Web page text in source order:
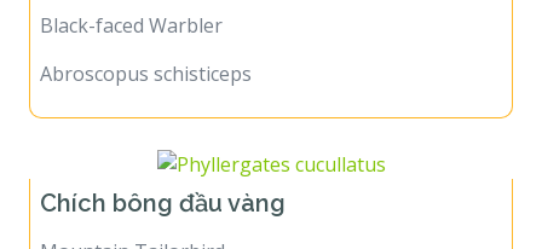
Black-faced Warbler
Abroscopus schisticeps
Chích bông đầu vàng